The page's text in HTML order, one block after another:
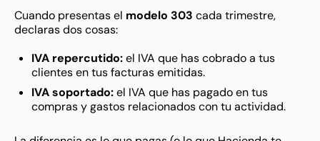
Cuando presentas el modelo 303 cada trimestre,
declaras dos cosas:
IVA repercutido:el IVA que has cobrado a tus
clientes en tus facturas emitidas.
IVA soportado:el IVA que has pagado en tus
compras y gastos relacionados con tu actividad.